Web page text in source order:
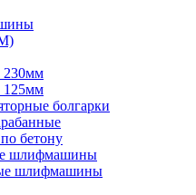
230мм
125мм
болгарки
бетону
шлифмашины
шлифмашины